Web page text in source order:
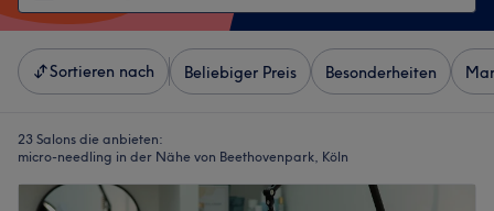
Sortieren nach Beliebiger Preis Besonderheiten
23 Salons die anbieten:
micro-needling in der Nähe von Beethovenpark, Köln